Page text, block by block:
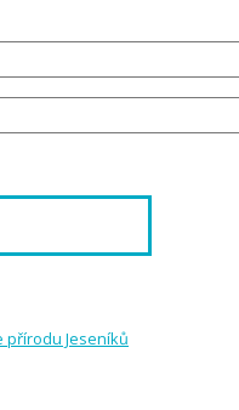
přírodu Jeseníků